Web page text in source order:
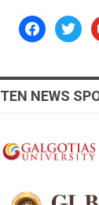
facebooktwitter
TEN NEWS